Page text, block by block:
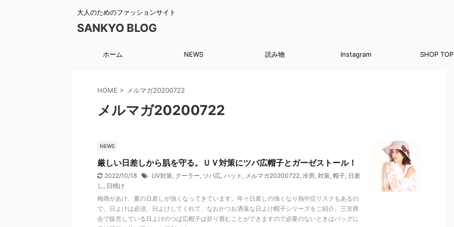
大人のためのファッションサイト
SANKYO BLOG
ホーム NEWS 読み物 Instagram SHOP TOP
HOME > メルマガ20200722
メルマガ20200722
NEWS
厳しい日差しから肌を守る。ＵＶ対策にツバ広帽子とガーゼストール！
2022/10/18 UV対策, クーラー, ツバ広, ハット , メルマガ20200722, 冷房, 対策, 帽子, 日差
し , 日焼け
梅雨があけ、夏の日差しが強くなってきています。年々日差しの強くなり熱中症リスクもあるの
で、日よけは必須。日よけしてくれて、なおかつお洒落な日よけ帽子シリーズをご紹介。三京商
会で販売している日よけのつば広帽子は折り畳むことができますので必要のないときはバッグに